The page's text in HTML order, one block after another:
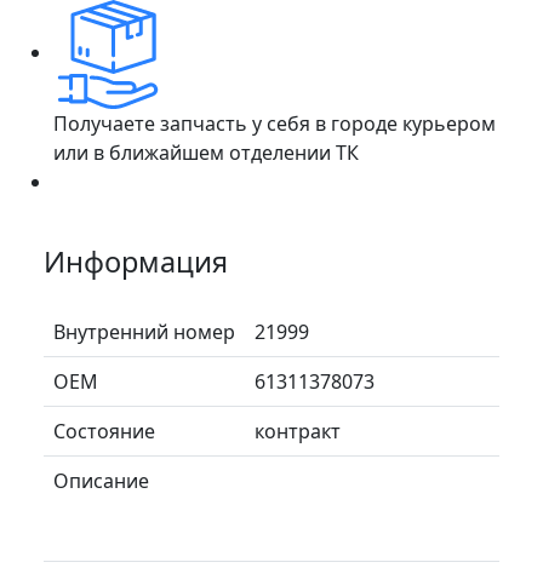
Получаете запчасть у себя в городе курьером
или в ближайшем отделении ТК
Информация
Внутренний номер
21999
ОЕМ
61311378073
Состояние
контракт
Описание